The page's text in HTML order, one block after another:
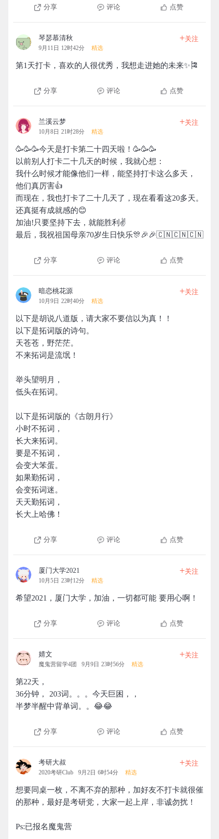
分享 评论 点赞
琴瑟慕清秋
9月11日 12时42分 精选
+关注
第1天打卡，喜欢的人很优秀，我想走进她的未来✨🎏
分享 评论 点赞
兰溪云梦
10月8日 21时28分 精选
+关注
🥳🥳🥳今天是打卡第二十四天啦！🥳🥳🥳
以前别人打卡二十几天的时候，我就心想：
我什么时候才能像他们一样，能坚持打卡这么多天，
他们真厉害👍
而现在，我也打卡了二十几天了，现在看看这20多天。
还真挺有成就感的😊
加油!只要坚持下去，就能胜利✌️
最后，我祝祖国母亲70岁生日快乐🎊🎉🎉🇨🇳🇨🇳🇨🇳
分享 评论 点赞
暗恋桃花源
10月9日 22时40分 精选
+关注
以下是胡说八道版，请大家不要信以为真！！
以下是拓词版的诗句。
天苍苍，野茫茫。
不来拓词是流氓！
举头望明月，
低头在拓词。
以下是拓词版的《古朗月行》
小时不拓词，
长大来拓词。
要是不拓词，
会变大笨蛋。
如果勤拓词，
会变拓词迷。
天天勤拓词，
长大上哈佛！
分享 评论 点赞
厦门大学2021
10月5日 23时12分 精选
+关注
希望2021，厦门大学，加油，一切都可能 要用心啊！
分享 评论 点赞
婧文
魔鬼营留学4团 9月9日 23时56分 精选
+关注
第22天，
36分钟， 203词。。。今天巨困，，
半梦半醒中背单词。。😂😂
分享 评论 点赞
考研大叔
2020考研Club 9月2日 6时54分 精选
+关注
想要同桌一枚，不离不弃的那种，加好友不打卡就很催
的那种，最好是考研党，大家一起上岸，非诚勿扰！
Ps:已报名魔鬼营